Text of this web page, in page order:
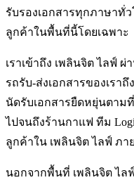
รับรองเอกสารทุกภาษาทั่
ลูกค้าในพื้นที่นี้โดยเฉพาะ
เราเข้าถึง เพลินจิต ไลฟ์
รถรับ-ส่งเอกสารของเรา
นัดรับเอกสารยืดหยุ่นตาม
ไปจนถึงร้านกาแฟ ทีม
ลูกค้าใน เพลินจิต ไลฟ์ ภา
นอกจากพื้นที่ เพลินจิต ไล